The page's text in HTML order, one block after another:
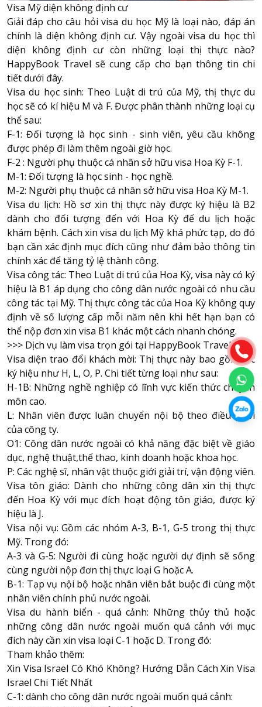
Visa Mỹ diện không định cư
Giải đáp cho câu hỏi visa du học Mỹ là loại nào, đáp án
chính là diện không định cư. Vậy ngoài visa du học thì
diện không định cư còn những loại thị thực nào?
HappyBook Travel sẽ cung cấp cho bạn thông tin chi
tiết dưới đây.
Visa du học sinh: Theo Luật di trú của Mỹ, thị thực du
học sẽ có kí hiệu M và F. Được phân thành những loại cụ
thể sau:
F-1: Đối tượng là học sinh - sinh viên, yêu cầu không
được phép đi làm thêm ngoài giờ học.
F-2 : Người phụ thuộc cá nhân sở hữu visa Hoa Kỳ F-1.
M-1: Đối tượng là học sinh - học nghề.
M-2: Người phụ thuộc cá nhân sở hữu visa Hoa Kỳ M-1.
Visa du lịch: Hồ sơ xin thị thực này được ký hiệu là B2
dành cho đối tượng đến với Hoa Kỳ để du lịch hoặc
khám bệnh. Cách xin visa du lịch Mỹ khá phức tạp, do đó
bạn cần xác định mục đích cũng như đảm bảo thông tin
chính xác để tăng tỷ lệ thành công.
Visa công tác: Theo Luật di trú của Hoa Kỳ, visa này có ký
hiệu là B1 áp dụng cho công dân nước ngoài có nhu cầu
công tác tại Mỹ. Thị thực công tác của Hoa Kỳ không quy
định về số lượng cấp mỗi năm nên khi hết hạn bạn có
thể nộp đơn xin visa B1 khác một cách nhanh chóng.
>>> Dịch vụ làm visa trọn gói tại HappyBook Travel
Visa diện trao đổi khách mời: Thị thực này bao gồm các
ký hiệu như H, L, O, P. Chi tiết từng loại như sau:
H-1B: Những nghề nghiệp có lĩnh vực kiến thức chuyên
môn cao.
L: Nhân viên được luân chuyển nội bộ theo điều phối
của công ty.
O1: Công dân nước ngoài có khả năng đặc biệt về giáo
dục, nghệ thuật,thể thao, kinh doanh hoặc khoa học.
P: Các nghệ sĩ, nhân vật thuộc giới giải trí, vận động viên.
Visa tôn giáo: Dành cho những công dân xin thị thực
đến Hoa Kỳ với mục đích hoạt động tôn giáo, được ký
hiệu là J.
Visa nội vụ: Gồm các nhóm A-3, B-1, G-5 trong thị thực
Mỹ. Trong đó:
A-3 và G-5: Người đi cùng hoặc người dự định sẽ sống
cùng người nộp đơn thị thực loại G hoặc A.
B-1: Tạp vụ nội bộ hoặc nhân viên bắt buộc đi cùng một
nhân viên chính phủ nước ngoài.
Visa du hành biển - quá cảnh: Những thủy thủ hoặc
những công dân nước ngoài muốn quá cảnh với mục
đích này cần xin visa loại C-1 hoặc D. Trong đó:
Tham khảo thêm:
Xin Visa Israel Có Khó Không? Hướng Dẫn Cách Xin Visa
Israel Chi Tiết Nhất
C-1: dành cho công dân nước ngoài muốn quá cảnh: